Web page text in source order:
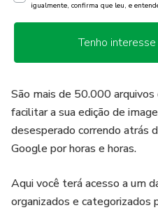
igualmente, confirma que leu, e
Tenho
São mais de 50.000
facilitar a sua edição de
desesperado correndo atrás
Google por horas e horas.
Aqui você terá acesso a um
organizados e categorizados